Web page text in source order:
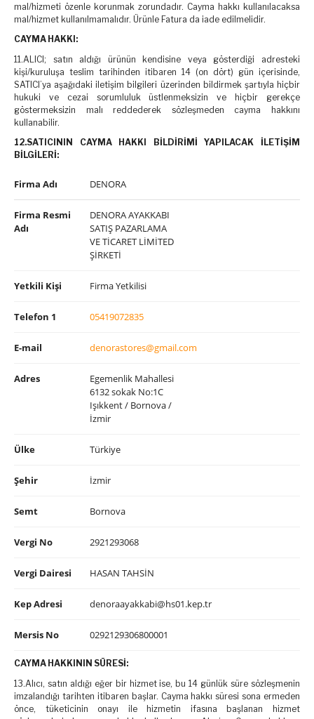
mal/hizmeti özenle korunmak zorundadır. Cayma hakkı kullanılacaksa
mal/hizmet kullanılmamalıdır. Ürünle Fatura da iade edilmelidir.
CAYMA HAKKI:
11.ALICI; satın aldığı ürünün kendisine veya gösterdiği adresteki
kişi/kuruluşa teslim tarihinden itibaren 14 (on dört) gün içerisinde,
SATICI’ya aşağıdaki iletişim bilgileri üzerinden bildirmek şartıyla hiçbir
hukuki ve cezai sorumluluk üstlenmeksizin ve hiçbir gerekçe
göstermeksizin malı reddederek sözleşmeden cayma hakkını
kullanabilir.
12.SATICININ CAYMA HAKKI BİLDİRİMİ YAPILACAK İLETİŞİM
BİLGİLERİ:
Firma Adı DENORA
Firma Resmi
Adı
DENORA AYAKKABI
SATIŞ PAZARLAMA
VE TİCARET LİMİTED
ŞİRKETİ
Yetkili Kişi Firma Yetkilisi
Telefon 1 05419072835
E-mail denorastores@gmail.com
Adres
Egemenlik Mahallesi
6132 sokak No:1C
Işıkkent / Bornova /
İzmir
Ülke Türkiye
Şehir İzmir
Semt Bornova
Vergi No 2921293068
Vergi Dairesi HASAN TAHSİN
Kep Adresi denoraayakkabi@hs01.kep.tr
Mersis No 0292129306800001
CAYMA HAKKININ SÜRESİ:
13.Alıcı, satın aldığı eğer bir hizmet ise, bu 14 günlük süre sözleşmenin
imzalandığı tarihten itibaren başlar. Cayma hakkı süresi sona ermeden
önce, tüketicinin onayı ile hizmetin ifasına başlanan hizmet